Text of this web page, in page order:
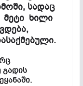
სადაც
მეტი ხილი
გადის